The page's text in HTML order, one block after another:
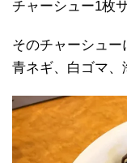
チャーシュー1枚
そのチャーシュー
青ネギ、白ゴマ、